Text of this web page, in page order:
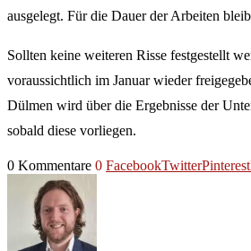
ausgelegt. Für die Dauer der Arbeiten
Sollten keine weiteren Risse festgestellt
voraussichtlich im Januar wieder
Dülmen wird über die Ergebnisse der
sobald diese vorliegen.
0 Kommentare 0 FacebookTwitterPinterest